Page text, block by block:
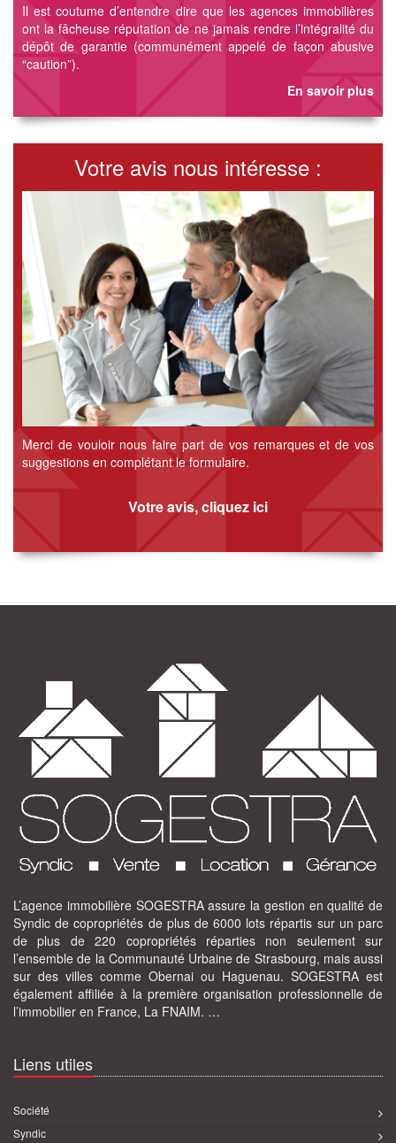
Il est coutume d’entendre dire que les agences immobilières
ont la fâcheuse réputation de ne jamais rendre l’intégralité du
dépôt de garantie (communément appelé de façon abusive
“caution”).
En savoir plus
Votre avis nous intéresse :
Merci de vouloir nous faire part de vos remarques et de vos
suggestions en complétant le formulaire.
Votre avis, cliquez ici
L’agence immobilière SOGESTRA assure la gestion en qualité de
Syndic de copropriétés de plus de 6000 lots répartis sur un parc
de plus de 220 copropriétés réparties non seulement sur
l’ensemble de la Communauté Urbaine de Strasbourg, mais aussi
sur des villes comme Obernai ou Haguenau. SOGESTRA est
également affiliée à la première organisation professionnelle de
l’immobilier en France, La FNAIM. …
Liens utiles
Société
Syndic